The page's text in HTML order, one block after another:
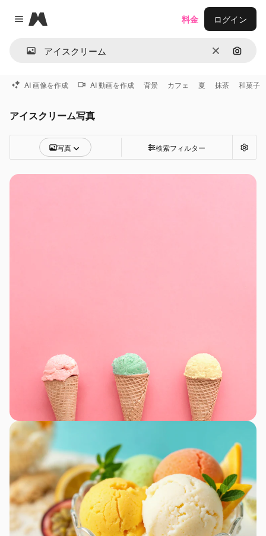
Close menu
Magnific
消去 画像で
料金 ログイン
AI 画像を作成 AI 動画を作成 背景 カフェ 夏 抹茶 和菓子
アイスクリーム写真
写真 検索フィルター